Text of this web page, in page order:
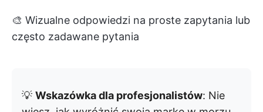
🎨 Wizualne odpowiedzi na proste zapytania lub
często zadawane pytania
💡 Wskazówka dla profesjonalistów: Nie